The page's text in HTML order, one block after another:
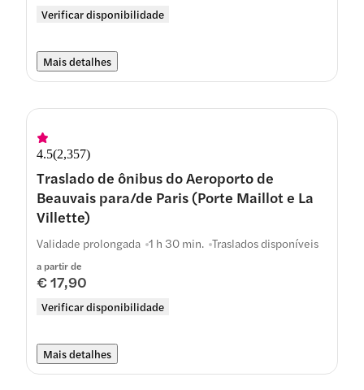
Verificar disponibilidade
Mais detalhes
4.5(2,357)
Traslado de ônibus do Aeroporto de
Beauvais para/de Paris (Porte Maillot e La
Villette)
a partir de
€ 17,90
Verificar disponibilidade
Validade prolongada 1 h 30 min. Traslados disponíveis
Mais detalhes